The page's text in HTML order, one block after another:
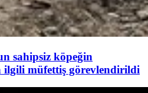
sahipsiz köpeğin
ilgili müfettiş görevlendirildi